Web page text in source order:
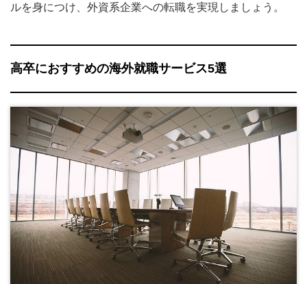
ルを身につけ、外資系企業への転職を実現しましょう。
高卒におすすめの海外就職サービス5選